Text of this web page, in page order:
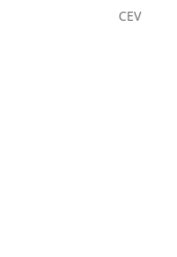
CEV